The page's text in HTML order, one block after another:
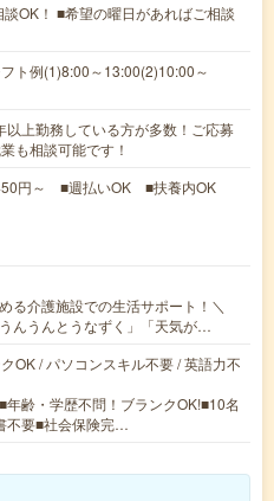
OK！ ■希望の曜日があればご相談
ト例(1)8:00～13:00(2)10:00～
以上勤務している方が多数！ご応募
も相談可能です！
円～ ■週払いOK ■扶養内OK
る介護施設での生活サポート！＼
んうんとうなずく」「天気が…
OK / パソコンスキル不要 / 英語力不
齢・学歴不問！ブランクOK!■10名
不要■社会保険完…